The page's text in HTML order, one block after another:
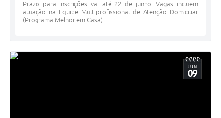
Prazo para inscrições vai até 22 de junho. Vagas incluem
atuação na Equipe Multiprofissional de Atenção Domiciliar
(Programa Melhor em Casa)
JUN
09